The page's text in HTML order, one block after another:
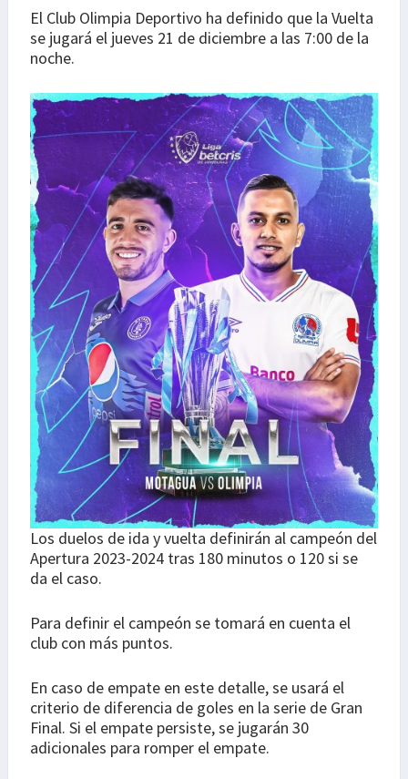
El Club Olimpia Deportivo ha definido que la Vuelta
se jugará el jueves 21 de diciembre a las 7:00 de la
noche.
Los duelos de ida y vuelta definirán al campeón del
Apertura 2023-2024 tras 180 minutos o 120 si se
da el caso.
Para definir el campeón se tomará en cuenta el
club con más puntos.
En caso de empate en este detalle, se usará el
criterio de diferencia de goles en la serie de Gran
Final. Si el empate persiste, se jugarán 30
adicionales para romper el empate.